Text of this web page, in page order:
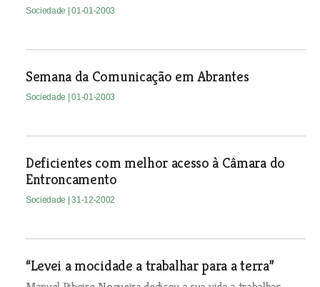
Sociedade | 01-01-2003
Semana da Comunicação em Abrantes
Sociedade | 01-01-2003
Deficientes com melhor acesso à Câmara do
Entroncamento
Sociedade | 31-12-2002
“Levei a mocidade a trabalhar para a terra”